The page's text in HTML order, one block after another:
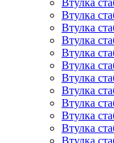
Втулка
Втулка
Втулка
Втулка
Втулка
Втулка
Втулка
Втулка
Втулка
Втулка
Втулка
Втулка